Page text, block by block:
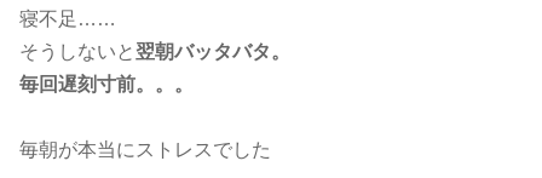
寝不足……
そうしないと 翌朝バッタバタ。
毎回遅刻寸前。。。
毎朝が本当にストレスでした